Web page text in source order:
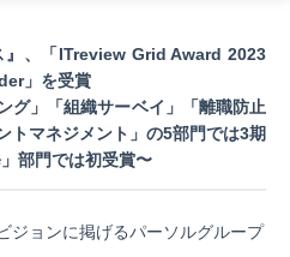
、「ITreview Grid Award 2023
」を受賞
グ」「組織サーベイ」「離職防止
トマネジメント」の5部門では3期
部門では初受賞〜
ジョンに掲げるパーソルグループ